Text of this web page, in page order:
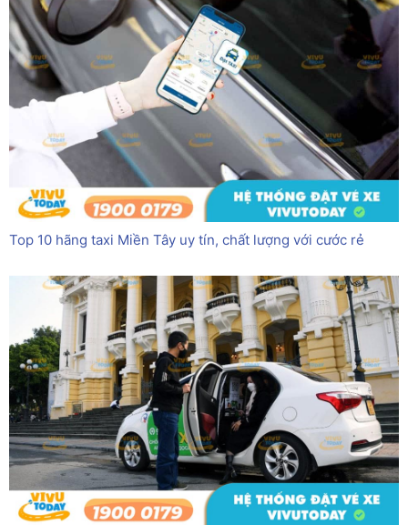
Top 10 hãng taxi Miền Tây uy tín, chất lượng với cước rẻ